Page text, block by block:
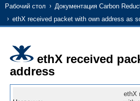
Рабочий стол Документация Carbon
ethX received packet with own address as
ethX received
address
ethX